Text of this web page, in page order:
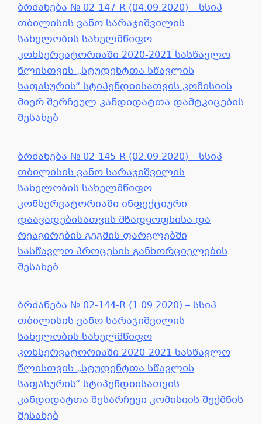
ბრძანება № 02-147-R (04.09.2020) – სსიპ
თბილისის ვანო სარაჯიშვილის
სახელობის სახელმწიფო
კონსერვატორიაში 2020-2021 სასწავლო
წლისთვის „სტუდენტთა სწავლის
საფასურის“ სტიპენდიისათვის კომისიის
მიერ შერჩეულ კანდიდატთა დამტკიცების
შესახებ
ბრძანება № 02-145-R (02.09.2020) – სსიპ
თბილისის ვანო სარაჯიშვილის
სახელობის სახელმწიფო
კონსერვატორიაში ინფექციური
დაავადებისათვის მზადყოფნისა და
რეაგირების გეგმის ფარგლებში
სასწავლო პროცესის განხორციელების
შესახებ
ბრძანება № 02-144-R (1.09.2020) – სსიპ
თბილისის ვანო სარაჯიშვილის
სახელობის სახელმწიფო
კონსერვატორიაში 2020-2021 სასწავლო
წლისთვის „სტუდენტთა სწავლის
საფასურის“ სტიპენდიისათვის
კანდიდატთა შესარჩევი კომისიის შექმნის
შესახებ